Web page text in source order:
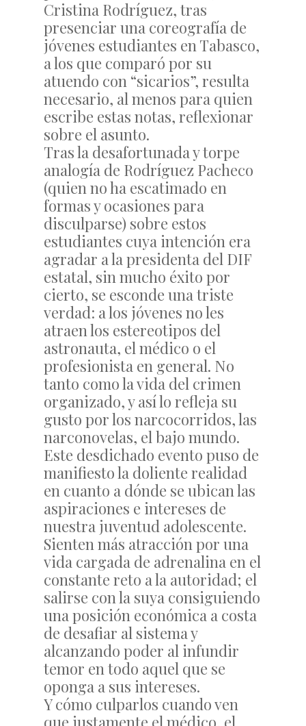
Cristina Rodríguez, tras
presenciar una coreografía de
jóvenes estudiantes en Tabasco,
a los que comparó por su
atuendo con “sicarios”, resulta
necesario, al menos para quien
escribe estas notas, reflexionar
sobre el asunto.
Tras la desafortunada y torpe
analogía de Rodríguez Pacheco
(quien no ha escatimado en
formas y ocasiones para
disculparse) sobre estos
estudiantes cuya intención era
agradar a la presidenta del DIF
estatal, sin mucho éxito por
cierto, se esconde una triste
verdad: a los jóvenes no les
atraen los estereotipos del
astronauta, el médico o el
profesionista en general. No
tanto como la vida del crimen
organizado, y así lo refleja su
gusto por los narcocorridos, las
narconovelas, el bajo mundo.
Este desdichado evento puso de
manifiesto la doliente realidad
en cuanto a dónde se ubican las
aspiraciones e intereses de
nuestra juventud adolescente.
Sienten más atracción por una
vida cargada de adrenalina en el
constante reto a la autoridad; el
salirse con la suya consiguiendo
una posición económica a costa
de desafiar al sistema y
alcanzando poder al infundir
temor en todo aquel que se
oponga a sus intereses.
Y cómo culparlos cuando ven
que justamente el médico, el